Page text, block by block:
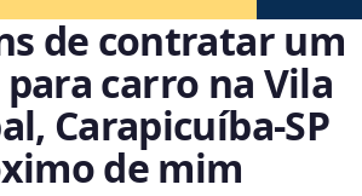
de contratar um
carro na Vila
Carapicuíba‑SP
de mim